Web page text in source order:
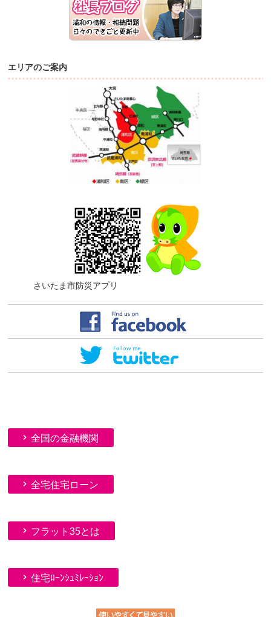
エリアのご案内
さいたま市防災アプリ
全国の金融機関
全宅住宅ローン
フラット35とは
住宅ﾛｰﾝｼｭﾐﾚｰｼｮﾝ